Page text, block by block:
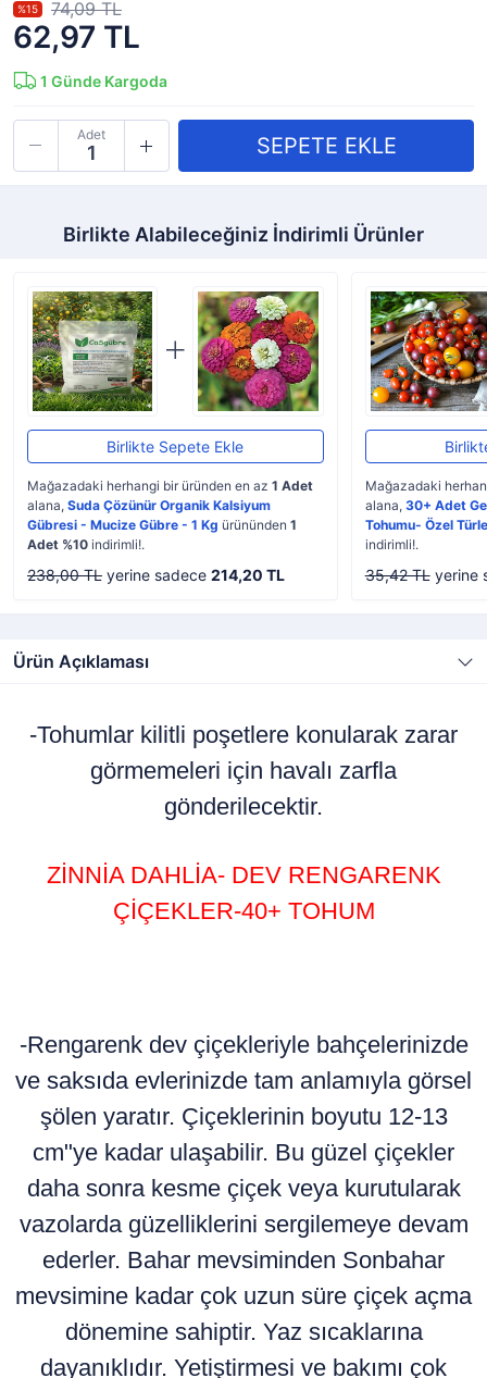
62,97 TL
%15 74,09 TL
1 Günde Kargoda
Adet
Birlikte Alabileceğiniz İndirimli Ürünler
Birlikte Sepete Ekle
Mağazadaki herhangi bir üründen en az 1 Adet
alana, Suda Çözünür Organik Kalsiyum
Gübresi - Mucize Gübre - 1 Kg ürününden 1
Adet %10 indirimli!.
238,00 TL yerine sadece 214,20 TL
Mağazadaki
alana, 30+ Adet
Tohumu- Özel
indirimli!.
35,42 TLyerine
Ürün Açıklaması
-Tohumlar kilitli poşetlere konularak zarar
görmemeleri için havalı zarfla
gönderilecektir.
ZİNNİA DAHLİA- DEV RENGARENK
ÇİÇEKLER-40+ TOHUM
-Rengarenk dev çiçekleriyle bahçelerinizde
ve saksıda evlerinizde tam anlamıyla görsel
şölen yaratır. Çiçeklerinin boyutu 12-13
cm"ye kadar ulaşabilir. Bu güzel çiçekler
daha sonra kesme çiçek veya kurutularak
vazolarda güzelliklerini sergilemeye devam
ederler. Bahar mevsiminden Sonbahar
mevsimine kadar çok uzun süre çiçek açma
dönemine sahiptir. Yaz sıcaklarına
dayanıklıdır. Yetiştirmesi ve bakımı çok